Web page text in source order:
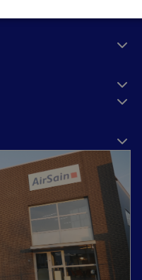
Targeting
Prestatie
Targeting
de kernfunctionaliteiten van
en
niet goed worden gebruikt